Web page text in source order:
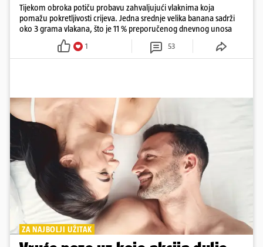
Tijekom obroka potiču probavu zahvaljujući vlaknima koja
pomažu pokretljivosti crijeva. Jedna srednje velika banana sadrži
oko 3 grama vlakana, što je 11 % preporučenog dnevnog unosa
1 53
ZA NAJBOLJI UŽITAK